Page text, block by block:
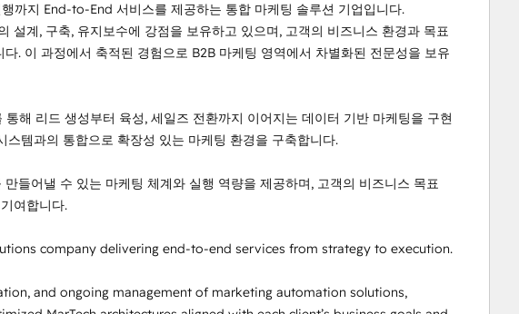
까지 End-to-End 서비스를 제공하는 통합 마케팅 솔루션 기업입니다.
설계, 구축, 유지보수에 강점을 보유하고 있으며, 고객의 비즈니스 환경과 목표
. 이 과정에서 축적된 경험으로 B2B 마케팅 영역에서 차별화된 전문성을 보유
해 리드 생성부터 육성, 세일즈 전환까지 이어지는 데이터 기반 마케팅을 구현
스템과의 통합으로 확장성 있는 마케팅 환경을 구축합니다.
들어낼 수 있는 마케팅 체계와 실행 역량을 제공하며, 고객의 비즈니스 목표
여합니다.
company delivering end-to-end services from strategy to execution.
and ongoing management of marketing automation solutions,